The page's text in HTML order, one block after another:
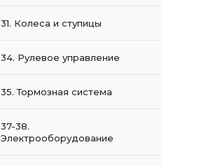
31. Колеса и ступицы
34. Рулевое управление
35. Тормозная система
37-38.
Электрооборудование